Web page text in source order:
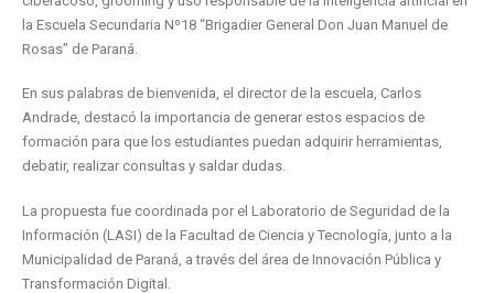
la Escuela Secundaria Nº18 “Brigadier General Don Juan Manuel de
Rosas” de Paraná.
En sus palabras de bienvenida, el director de la escuela, Carlos
Andrade, destacó la importancia de generar estos espacios de
formación para que los estudiantes puedan adquirir herramientas,
debatir, realizar consultas y saldar dudas.
La propuesta fue coordinada por el Laboratorio de Seguridad de la
Información (LASI) de la Facultad de Ciencia y Tecnología, junto a la
Municipalidad de Paraná, a través del área de Innovación Pública y
Transformación Digital.